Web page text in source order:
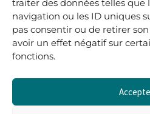
traiter des données telles
navigation ou les ID uniques
pas consentir ou de retirer
avoir un effet négatif sur
fonctions.
10H00-12H45 |